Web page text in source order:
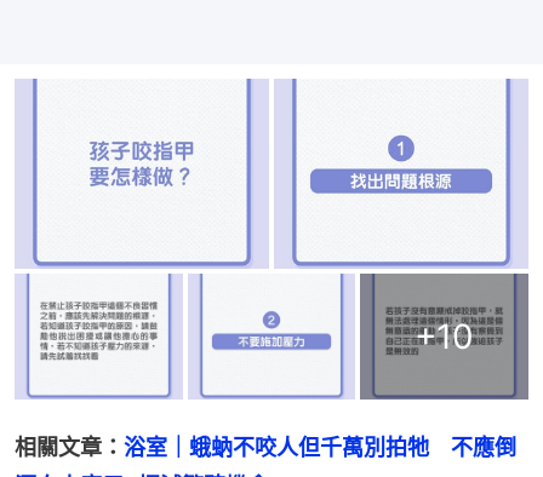
+10
相關文章： 浴室｜蛾蚋不咬人但千萬別拍牠　不應倒